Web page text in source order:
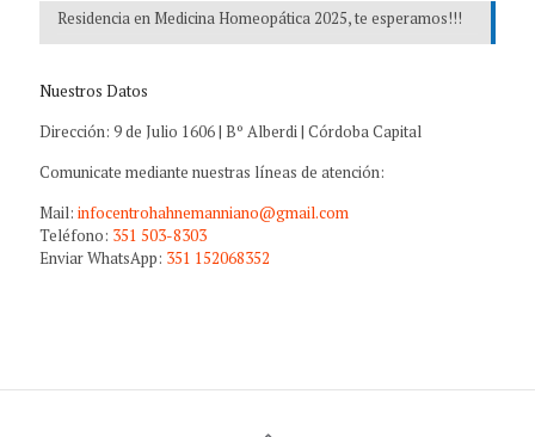
Residencia en Medicina Homeopática 2025, te esperamos!!!
Nuestros Datos
Dirección: 9 de Julio 1606 | Bº Alberdi | Córdoba Capital
Comunicate mediante nuestras líneas de atención:
Mail: infocentrohahnemanniano@gmail.com
Teléfono: 351 503-8303
Enviar WhatsApp: 351 152068352